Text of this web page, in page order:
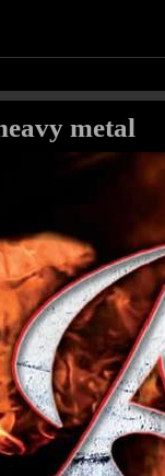
metal